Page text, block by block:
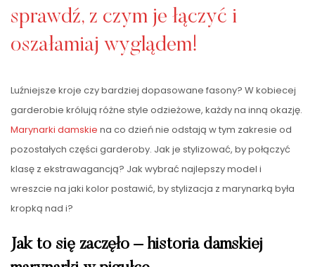
sprawdź, z czym je łączyć i
oszałamiaj wyglądem!
Luźniejsze kroje czy bardziej dopasowane fasony? W kobiecej
garderobie królują różne style odzieżowe, każdy na inną okazję.
Marynarki damskie na co dzień nie odstają w tym zakresie od
pozostałych części garderoby. Jak je stylizować, by połączyć
klasę z ekstrawagancją? Jak wybrać najlepszy model i
wreszcie na jaki kolor postawić, by stylizacja z marynarką była
kropką nad i?
Jak to się zaczęło – historia damskiej